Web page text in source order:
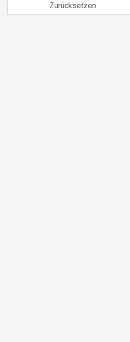
Zurücksetzen